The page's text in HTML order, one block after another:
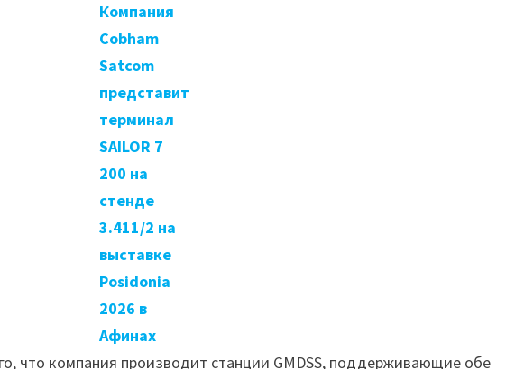
Компания
Cobham
Satcom
представит
терминал
SAILOR 7
200 на
стенде
3.411/2 на
выставке
Posidonia
2026 в
Афинах
что компания производит станции GMDSS, поддерживающие обе